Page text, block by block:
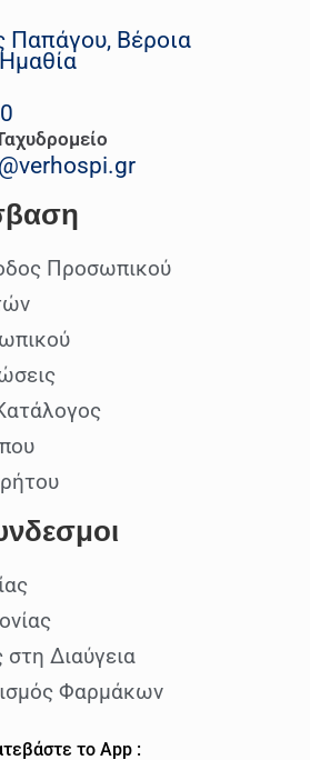
Παπάγου, Βέροια
Προσωπικού
Διαύγεια
Φαρμάκων
το App :